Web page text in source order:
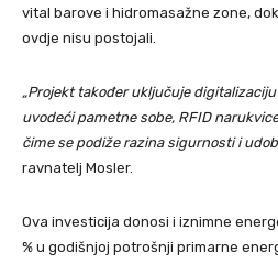
vital barove i hidromasažne zone,
ovdje nisu postojali.
„Projekt također uključuje
uvodeći pametne sobe, RFID
čime se podiže razina sigurnosti i
ravnatelj Mosler.
Ova investicija donosi i iznimne
% u godišnjoj potrošnji primarne